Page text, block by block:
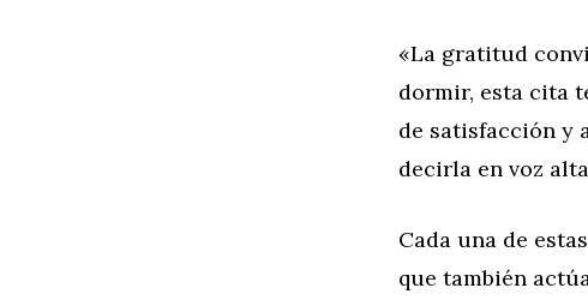
«La gratitud
dormir, esta cita
de satisfacción y
decirla en voz
Cada una de
que también